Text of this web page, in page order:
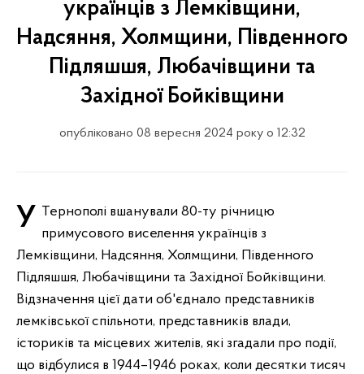
українців з Лемківщини,
Надсяння, Холмщини, Південного
Підляшшя, Любачівщини та
Західної Бойківщини
опубліковано 08 вересня 2024 року о 12:32
У Тернополі вшанували 80-ту річницю примусового виселення українців з
Лемківщини, Надсяння, Холмщини, Південного
Підляшшя, Любачівщини та Західної Бойківщини.
Відзначення цієї дати об'єднало представників
лемківської спільноти, представників влади,
істориків та місцевих жителів, які згадали про події,
що відбулися в 1944–1946 роках, коли десятки тисяч